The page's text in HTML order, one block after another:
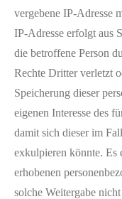
vergebene IP-Adresse
IP-Adresse erfolgt aus
die betroffene Person
Rechte Dritter verletzt
Speicherung dieser
eigenen Interesse des
damit sich dieser im
exkulpieren könnte. Es
erhobenen
solche Weitergabe